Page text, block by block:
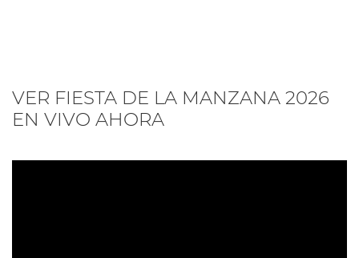
VER FIESTA DE LA MANZANA 2026
EN VIVO AHORA